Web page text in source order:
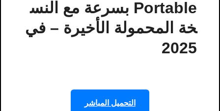
Portable بسرعة مع النس
خة المحمولة الأخيرة – في
2025
التحميل المباشر